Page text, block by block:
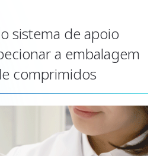
sistema de apoio
a embalagem
comprimidos